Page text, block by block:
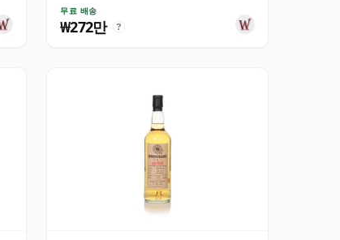
무료 배송
₩272만 ?